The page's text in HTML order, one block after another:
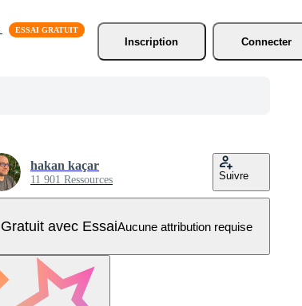
Inscription
Connecter
hakan kaçar
11 901 Ressources Suivre
Gratuit avec EssaiAucune attribution requise